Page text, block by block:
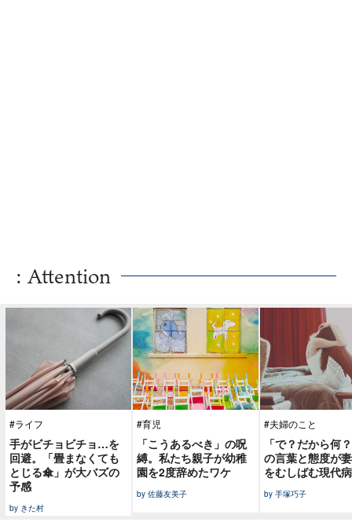
: Attention
#ライフ
手がビチョビチョ…を
回避。「畳まなくても
とじる傘」が大バズの
予感
by きた村
#育児
「こうあるべき」の呪
縛。私たち親子が幼稚
園を2度辞めたワケ
by 佐藤友美子
#夫婦のこと
「で？だから何
の言葉と態度が
をむしばむ現代病
by 手塚巧子